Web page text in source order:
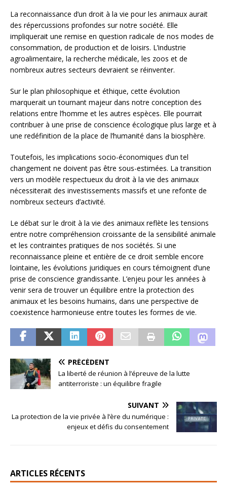
La reconnaissance d’un droit à la vie pour les animaux aurait
des répercussions profondes sur notre société. Elle
impliquerait une remise en question radicale de nos modes de
consommation, de production et de loisirs. L’industrie
agroalimentaire, la recherche médicale, les zoos et de
nombreux autres secteurs devraient se réinventer.
Sur le plan philosophique et éthique, cette évolution
marquerait un tournant majeur dans notre conception des
relations entre l’homme et les autres espèces. Elle pourrait
contribuer à une prise de conscience écologique plus large et à
une redéfinition de la place de l’humanité dans la biosphère.
Toutefois, les implications socio-économiques d’un tel
changement ne doivent pas être sous-estimées. La transition
vers un modèle respectueux du droit à la vie des animaux
nécessiterait des investissements massifs et une refonte de
nombreux secteurs d’activité.
Le débat sur le droit à la vie des animaux reflète les tensions
entre notre compréhension croissante de la sensibilité animale
et les contraintes pratiques de nos sociétés. Si une
reconnaissance pleine et entière de ce droit semble encore
lointaine, les évolutions juridiques en cours témoignent d’une
prise de conscience grandissante. L’enjeu pour les années à
venir sera de trouver un équilibre entre la protection des
animaux et les besoins humains, dans une perspective de
coexistence harmonieuse entre toutes les formes de vie.
PRÉCÉDENT
La liberté de réunion à l’épreuve de la lutte
antiterroriste : un équilibre fragile
SUIVANT
La protection de la vie privée à l’ère du numérique :
enjeux et défis du consentement
ARTICLES RÉCENTS